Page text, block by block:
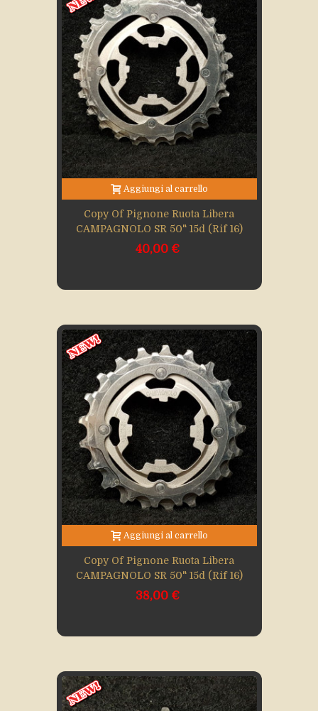
Aggiungi al carrello
Copy Of Pignone Ruota Libera
CAMPAGNOLO SR 50" 15d (Rif 16)
40,00 €
Aggiungi al carrello
Copy Of Pignone Ruota Libera
CAMPAGNOLO SR 50" 15d (Rif 16)
38,00 €